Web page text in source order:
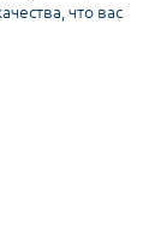
что вас